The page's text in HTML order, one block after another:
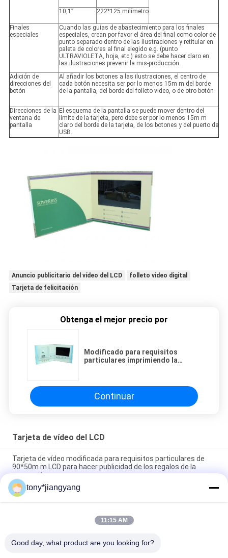
10,1” 222*125 milímetro
Finales
especiales
Cuando las guías de abastecimiento para los finales
especiales, crean por favor el área del final como color de
punto separado dentro de las ilustraciones y retitular en
paleta de colores al final elegido e.g. (punto
ULTRAVIOLETA, hoja, etc.) esto se debe hacer claro en
las ilustraciones prevenir la mis-producción.
Adición de
direcciones del
botón
Al añadir los botones a las ilustraciones, el centro de
cada botón necesita ser por lo menos 15m m del borde
de la pantalla, del borde del folleto video, o de otro botón
Direcciones de la
ventana de
pantalla
El esquema de la pantalla se puede mover dentro del
límite de la tarjeta, pero debe ser por lo menos 15m m
claro del borde de la tarjeta, de los botones y del puerto de
USB.
Anuncio publicitario del vídeo del LCD
folleto video digital
Tarjeta de felicitación
Obtenga el mejor precio por
Modificado para requisitos
particulares imprimiendo la
Lcd para hacer publicidad
Continuar
Tarjeta de vídeo del LCD
Tarjeta de vídeo modificada para requisitos particulares de
90*50m m LCD para hacer publicidad de los regalos de la
promoción
Impresión a todo color y compensada de la tarjeta video del
folleto del LCD de la tecnología de VIF de CMYK
Tarjeta de vídeo del ODM LCD del OEM para hacer publicidad
tony*jiangyang
11:15 AM
Good day, what product are you looking for?